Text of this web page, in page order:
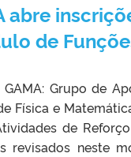
abre
de
Grupo de
Física e
de
revisados neste